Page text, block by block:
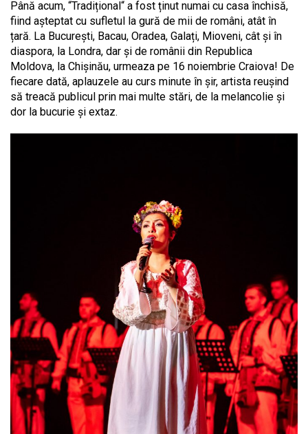
Până acum, “Tradițional“ a fost ținut numai cu casa închisă,
fiind așteptat cu sufletul la gură de mii de români, atât în
țară. La București, Bacau, Oradea, Galați, Mioveni, cât și în
diaspora, la Londra, dar și de românii din Republica
Moldova, la Chișinău, urmeaza pe 16 noiembrie Craiova! De
fiecare dată, aplauzele au curs minute în șir, artista reușind
să treacă publicul prin mai multe stări, de la melancolie și
dor la bucurie și extaz.